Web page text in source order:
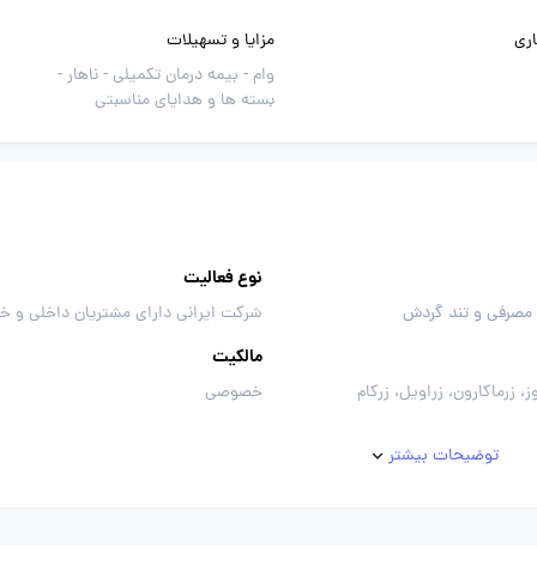
مزایا و تسهیلات
وام - بیمه درمان تکمیلی - ناهار -
بسته ها و هدایای مناسبتی
مصرفی و تند گردش
نوع فعالیت
شرکت ایرانی دارای مشتریان داخلی و
زرماکارون، زراویل، زرکام
مالکیت
خصوصی
توضیحات بیشتر